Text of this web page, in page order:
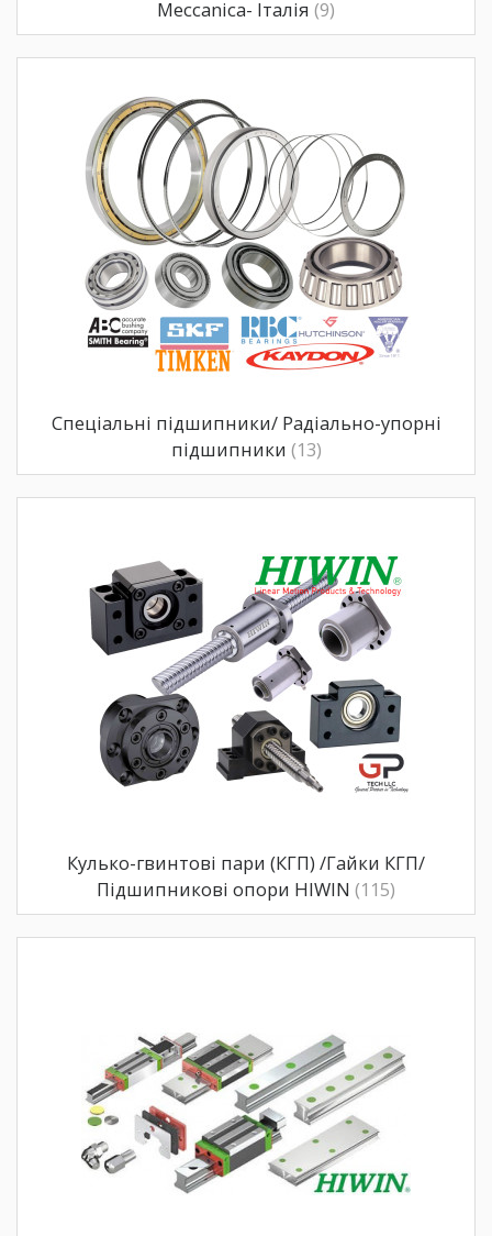
Meccanica- Італія (9)
Спеціальні підшипники/ Радіально-упорні
підшипники (13)
Кулько-гвинтові пари (КГП) /Гайки КГП/
Підшипникові опори HIWIN (115)